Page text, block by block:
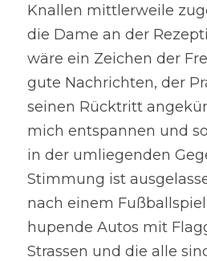
Knallen mittlerweile
die Dame an der
wäre ein Zeichen der
gute Nachrichten, der
seinen Rücktritt
mich entspannen und
in der umliegenden
Stimmung ist
nach einem
hupende Autos mit
Strassen und die alle